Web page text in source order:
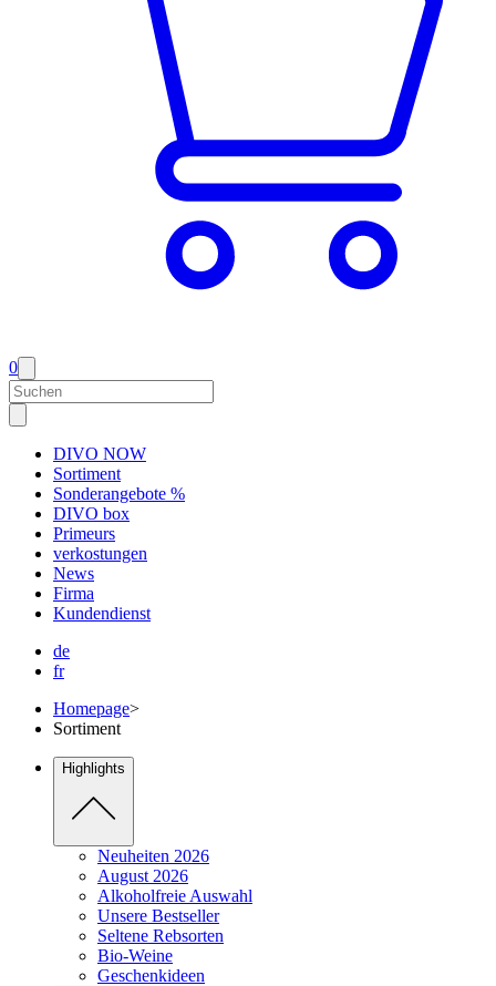
0
DIVO NOW
Sortiment
Sonderangebote %
DIVO box
Primeurs
verkostungen
News
Firma
Kundendienst
de
fr
Homepage>
Sortiment
Highlights
Neuheiten 2026
August 2026
Alkoholfreie Auswahl
Unsere Bestseller
Seltene Rebsorten
Bio-Weine
Geschenkideen